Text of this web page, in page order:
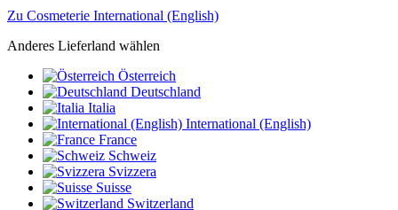
Zu Cosmeterie International (English)
Anderes Lieferland wählen
Österreich
Deutschland
Italia
International (English)
France
Schweiz
Svizzera
Suisse
Switzerland